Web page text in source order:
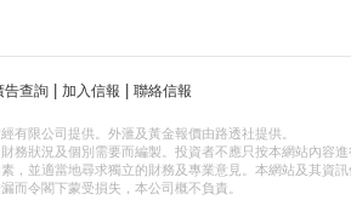
告查詢 加入信報 聯絡信報
有限公司提供。外滙及黃金報價由路透社提供。
務狀況及個別需要而編製。投資者不應只按本網站內容進
，並適當地尋求獨立的財務及專業意見。本網站及其資
而令閣下蒙受損失，本公司概不負責。